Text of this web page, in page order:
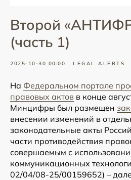
Второй
(часть 1)
2025-10-30 00:00 LEGAL ALERTS
На Федеральном портале
правовых актов в конце
Минцифры был размещен
внесении изменений в
законодательные акты
части противодействия
совершаемым с
коммуникационных
02/04/08-25/00159652) –